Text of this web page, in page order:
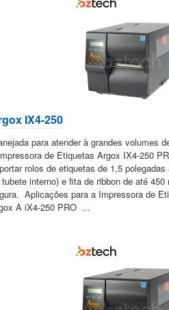
IX4-250
para atender à grandes volumes
de Etiquetas Argox IX4-250
rolos de etiquetas de 1,5
interno) e fita de ribbon de até
Aplicações para a Impressora de
A iX4-250 PRO ...